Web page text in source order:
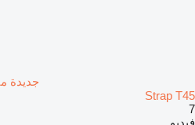
Strap T45
7
فيديو